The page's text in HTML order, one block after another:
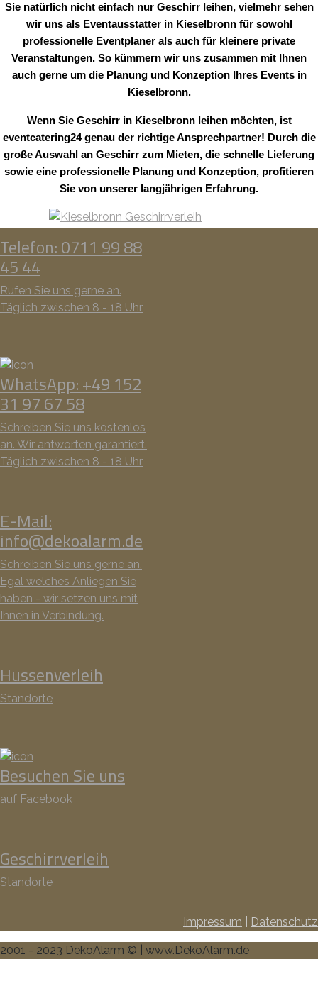
Sie natürlich nicht einfach nur Geschirr leihen, vielmehr sehen
wir uns als Eventausstatter in Kieselbronn für sowohl
professionelle Eventplaner als auch für kleinere private
Veranstaltungen. So kümmern wir uns zusammen mit Ihnen
auch gerne um die Planung und Konzeption Ihres Events in
Kieselbronn.
Wenn Sie Geschirr in Kieselbronn leihen möchten, ist
eventcatering24 genau der richtige Ansprechpartner! Durch die
große Auswahl an Geschirr zum Mieten, die schnelle Lieferung
sowie eine professionelle Planung und Konzeption, profitieren
Sie von unserer langjährigen Erfahrung.
Telefon: 0711 99 88
45 44
Rufen Sie uns gerne an.
Täglich zwischen 8 - 18 Uhr
WhatsApp: +49 152
31 97 67 58
Schreiben Sie uns kostenlos
an. Wir antworten garantiert.
Täglich zwischen 8 - 18 Uhr
E-Mail:
info@dekoalarm.de
Schreiben Sie uns gerne an.
Egal welches Anliegen Sie
haben - wir setzen uns mit
Ihnen in Verbindung.
Hussenverleih
Standorte
Besuchen Sie uns
auf Facebook
Geschirrverleih
Standorte
Impressum Datenschutz
2001 - 2023 DekoAlarm © | www.DekoAlarm.de